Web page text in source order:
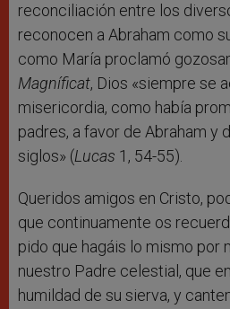
reconciliación entre los
reconocen a Abraham como
como María proclamó
Magníficat, Dios «siempre se
misericordia, como había
padres, a favor de Abraham y
siglos» (Lucas 1, 54-55).
Queridos amigos en Cristo,
que continuamente os
pido que hagáis lo mismo por
nuestro Padre celestial, que
humildad de su sierva, y